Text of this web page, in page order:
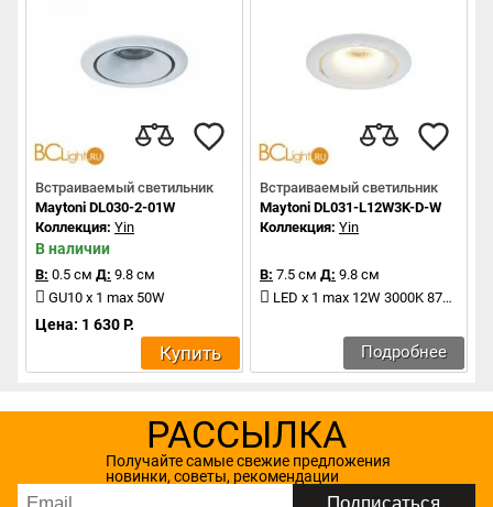
Встраиваемый светильник
Maytoni DL030-2-01W
Коллекция: Yin
В наличии
В: 0.5 см Д: 9.8 см
GU10 x 1 max 50W
Цена: 1 630 Р.
Купить
Встраиваемый светильник
Maytoni DL031-L12W3K-D-W
Коллекция: Yin
В: 7.5 см Д: 9.8 см
LED x 1 max 12W 3000K 870Lm
Подробнее
РАССЫЛКА
Получайте самые свежие предложения
новинки, советы, рекомендации